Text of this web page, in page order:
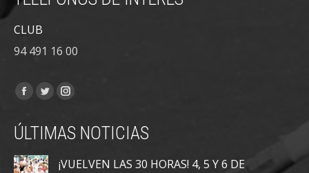
CLUB
94 491 16 00
Encuéntranos en:
Facebook
opens
in
Twitter
opens
in
Instagram
opens
ÚLTIMAS NOTICIAS
¡VUELVEN LAS 30 HORAS! 4, 5 Y 6 DE